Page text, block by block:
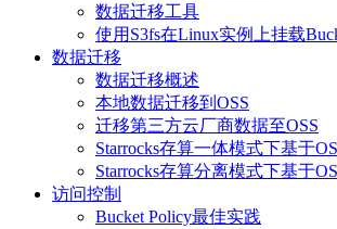
数据迁移工具
使用S3fs在Linux实例上挂载
数据迁移
数据迁移概述
本地数据迁移到OSS
迁移第三方云厂商数据至OSS
Starrocks存算一体模式下基于
Starrocks存算分离模式下基于
访问控制
Bucket Policy最佳实践